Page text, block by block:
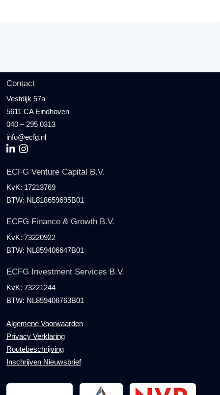
Contact
Vestdijk 57a
5611 CA Eindhoven
040 – 295 0313
info@ecfg.nl
ECFG Venture Capital B.V.
KvK: 17213769
BTW: NL818659695B01
ECFG Finance & Growth B.V.
KvK: 73220922
BTW: NL859406647B01
ECFG Investment Services B.V.
KvK: 73221244
BTW: NL859406763B01
Algemene Voorwaarden
Privacy Verklaring
Routebeschrijving
Inschrijven Nieuwsbrief